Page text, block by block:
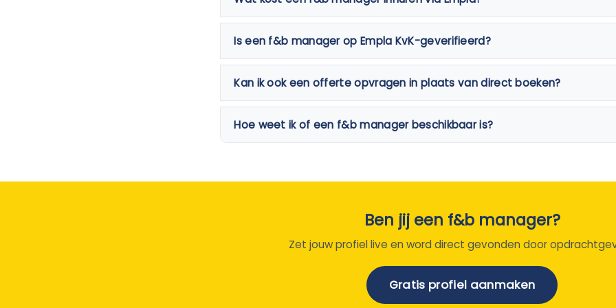
Is een f&b manager op Empla KvK-geverifieerd?
Kan ik ook een offerte opvragen in plaats van direct boeken?
Hoe weet ik of een f&b manager beschikbaar is?
Ben jij een f&b manager?
Zet jouw profiel live en word direct gevonden door
Gratis profiel aanmaken